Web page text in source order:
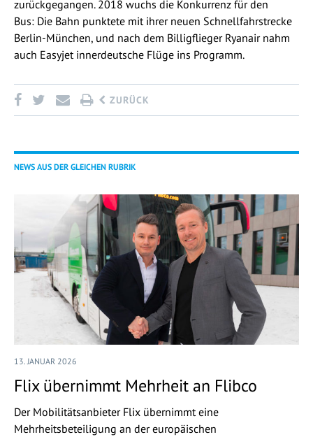
zurückgegangen. 2018 wuchs die Konkurrenz für den
Bus: Die Bahn punktete mit ihrer neuen Schnellfahrstrecke
Berlin-München, und nach dem Billigflieger Ryanair nahm
auch Easyjet innerdeutsche Flüge ins Programm.
ZURÜCK
NEWS AUS DER GLEICHEN RUBRIK
13. JANUAR 2026
Flix übernimmt Mehrheit an Flibco
Der Mobilitätsanbieter Flix übernimmt eine
Mehrheitsbeteiligung an der europäischen